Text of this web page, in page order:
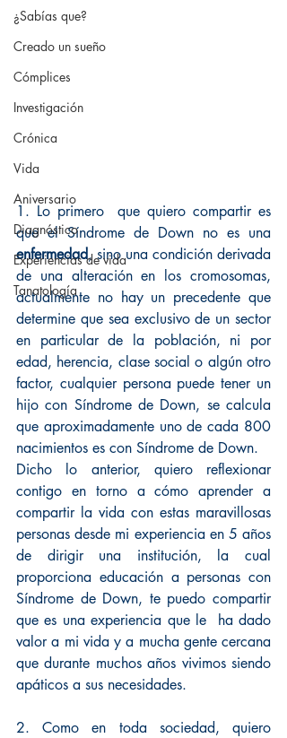
¿Sabías que?
Creado un sueño
Cómplices
Investigación
Crónica
Vida
Aniversario
Diagnóstico
Experiencias de vida
Tanatología
1. Lo primero  que quiero compartir es
enfermedad, sino una condición derivada
de una alteración en los cromosomas,
actualmente no hay un precedente que
determine que sea exclusivo de un sector
en particular de la población, ni por
edad, herencia, clase social o algún otro
factor, cualquier persona puede tener un
hijo con Síndrome de Down, se calcula
que aproximadamente uno de cada 800
nacimientos es con Síndrome de Down.
Dicho lo anterior, quiero reflexionar
contigo en torno a cómo aprender a
compartir la vida con estas maravillosas
personas desde mi experiencia en 5 años
de dirigir una institución, la cual
proporciona educación a personas con
Síndrome de Down, te puedo compartir
que es una experiencia que le  ha dado
valor a mi vida y a mucha gente cercana
que durante muchos años vivimos siendo
apáticos a sus necesidades.
2. Como en toda sociedad, quiero